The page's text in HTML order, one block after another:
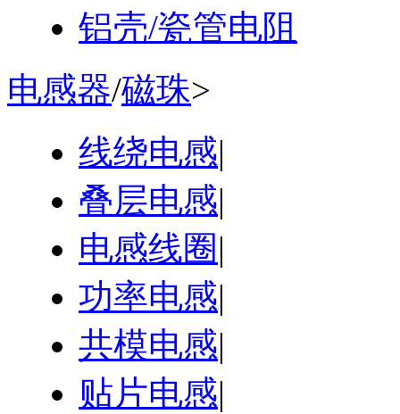
铝壳/瓷管电阻
电感器/磁珠>
线绕电感|
叠层电感|
电感线圈 |
功率电感|
共模电感|
贴片电感|